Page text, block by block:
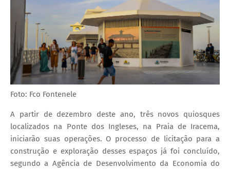
Foto: Fco Fontenele
A partir de dezembro deste ano, três novos quiosques
localizados na Ponte dos Ingleses, na Praia de Iracema,
iniciarão suas operações. O processo de licitação para a
construção e exploração desses espaços já foi concluído,
segundo a Agência de Desenvolvimento da Economia do